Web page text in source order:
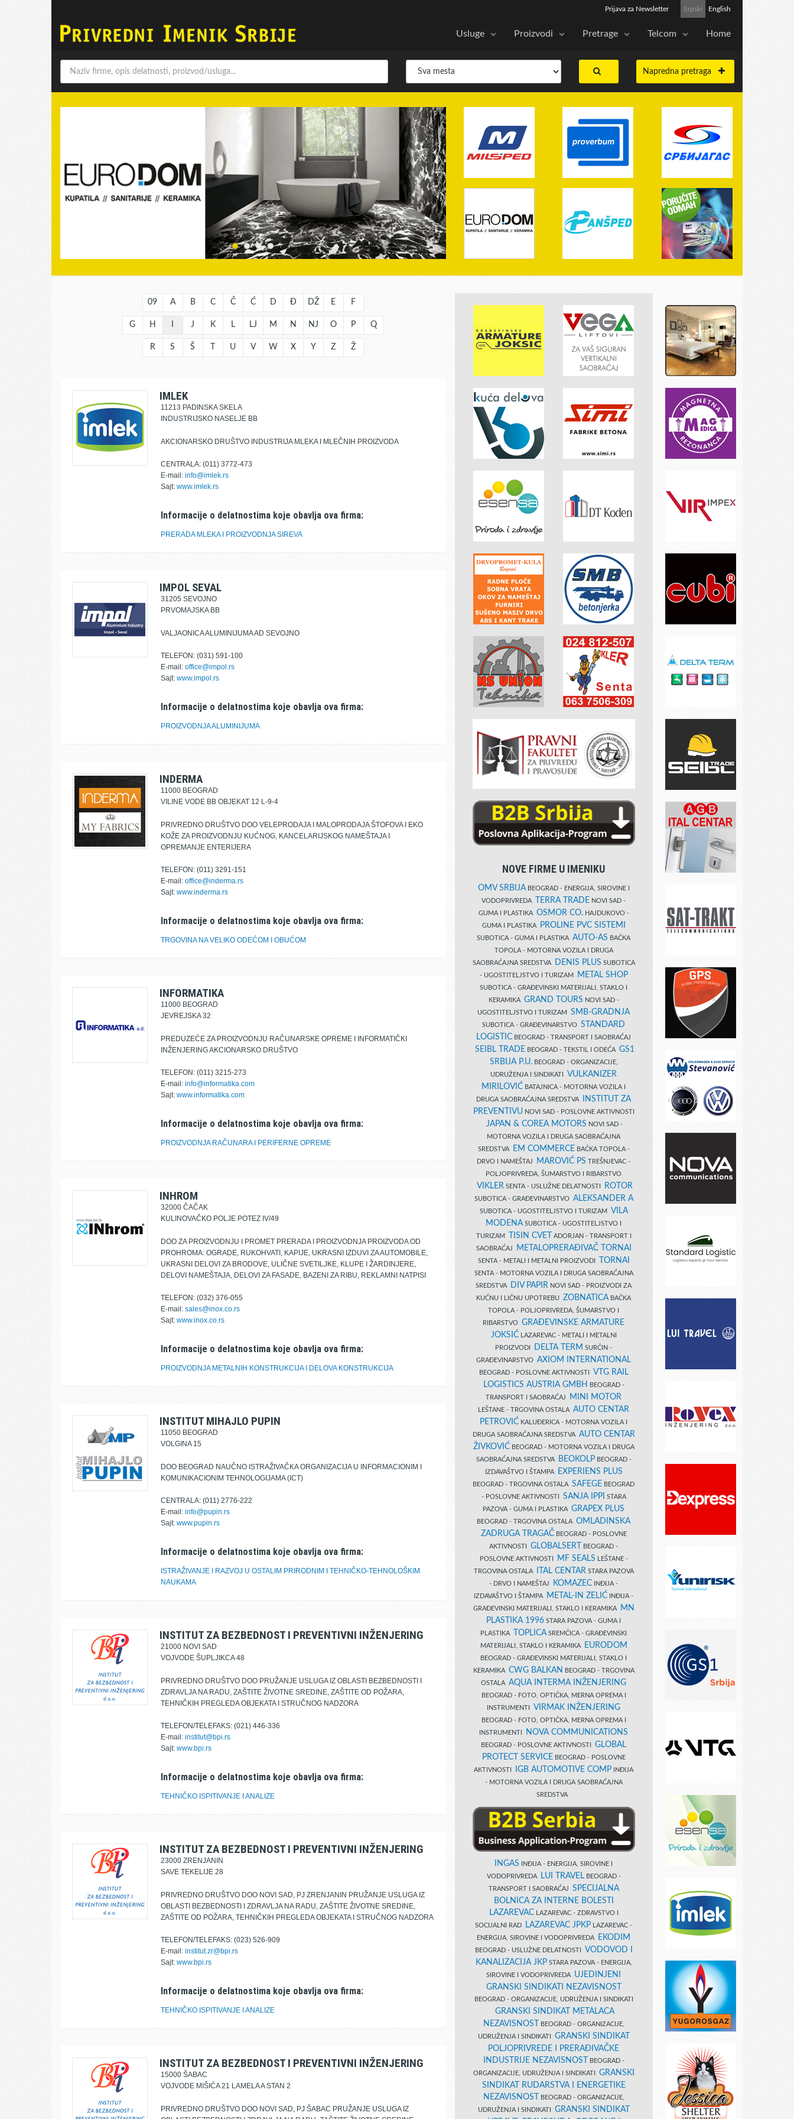
Srpski English
Prijava za Newsletter
Usluge Proizvodi Pretrage Telcom Home
Napredna pretraga
09 A B C Č Ć D Đ DŽ E F
G H J K L LJ M N NJ O P Q
R S Š U V W X Y Z Ž
IMLEK
11213 PADINSKA SKELA
INDUSTRIJSKO NASELJE BB
AKCIONARSKO DRUŠTVO INDUSTRIJA MLEKA I MLEČNIH PROIZVODA
CENTRALA: (011) 3772-473
E-mail: info@imlek.rs
Sajt: www.imlek.rs
Informacije o delatnostima koje obavlja ova firma:
PRERADA MLEKA I PROIZVODNJA SIREVA
IMPOL SEVAL
31205 SEVOJNO
PRVOMAJSKA BB
VALJAONICA ALUMINIJUMA AD SEVOJNO
TELEFON: (031) 591-100
E-mail: office@impol.rs
Sajt: www.impol.rs
Informacije o delatnostima koje obavlja ova firma:
PROIZVODNJA ALUMINIJUMA
INDERMA
11000 BEOGRAD
VILINE VODE BB OBJEKAT 12 L-9-4
PRIVREDNO DRUŠTVO DOO VELEPRODAJA I MALOPRODAJA ŠTOFOVA I EKO
KOŽE ZA PROIZVODNJU KUĆNOG, KANCELARIJSKOG NAMEŠTAJA I
OPREMANJE ENTERIJERA
TELEFON: (011) 3291-151
E-mail: office@inderma.rs
Sajt: www.inderma.rs
Informacije o delatnostima koje obavlja ova firma:
TRGOVINA NA VELIKO ODEĆOM I OBUĆOM
INFORMATIKA
11000 BEOGRAD
JEVREJSKA 32
PREDUZEĆE ZA PROIZVODNJU RAČUNARSKE OPREME I INFORMATIČKI
INŽENJERING AKCIONARSKO DRUŠTVO
TELEFON: (011) 3215-273
E-mail: info@informatika.com
Sajt: www.informatika.com
Informacije o delatnostima koje obavlja ova firma:
PROIZVODNJA RAČUNARA I PERIFERNE OPREME
INHROM
32000 ČAČAK
KULINOVAČKO POLJE POTEZ IV/49
DOO ZA PROIZVODNJU I PROMET PRERADA I PROIZVODNJA PROIZVODA OD
PROHROMA: OGRADE, RUKOHVATI, KAPIJE, UKRASNI IZDUVI ZA AUTOMOBILE,
UKRASNI DELOVI ZA BRODOVE, ULIČNE SVETILJKE, KLUPE I ŽARDINJERE,
DELOVI NAMEŠTAJA, DELOVI ZA FASADE, BAZENI ZA RIBU, REKLAMNI NATPISI
TELEFON: (032) 376-055
E-mail: sales@inox.co.rs
Sajt: www.inox.co.rs
Informacije o delatnostima koje obavlja ova firma:
PROIZVODNJA METALNIH KONSTRUKCIJA I DELOVA KONSTRUKCIJA
INSTITUT MIHAJLO PUPIN
11050 BEOGRAD
VOLGINA 15
DOO BEOGRAD NAUČNO ISTRAŽIVAČKA ORGANIZACIJA U INFORMACIONIM I
KOMUNIKACIONIM TEHNOLOGIJAMA (ICT)
CENTRALA: (011) 2776-222
E-mail: info@pupin.rs
Sajt: www.pupin.rs
Informacije o delatnostima koje obavlja ova firma:
ISTRAŽIVANJE I RAZVOJ U OSTALIM PRIRODNIM I TEHNIČKO-TEHNOLOŠKIM
NAUKAMA
INSTITUT ZA BEZBEDNOST I PREVENTIVNI INŽENJERING
21000 NOVI SAD
VOJVODE ŠUPLJIKCA 48
PRIVREDNO DRUŠTVO DOO PRUŽANJE USLUGA IZ OBLASTI BEZBEDNOSTI I
ZDRAVLJA NA RADU, ZAŠTITE ŽIVOTNE SREDINE, ZAŠTITE OD POŽARA,
TEHNIČKIH PREGLEDA OBJEKATA I STRUČNOG NADZORA
TELEFON/TELEFAKS: (021) 446-336
E-mail: institut@bpi.rs
Sajt: www.bpi.rs
Informacije o delatnostima koje obavlja ova firma:
TEHNIČKO ISPITIVANJE I ANALIZE
INSTITUT ZA BEZBEDNOST I PREVENTIVNI INŽENJERING
23000 ZRENJANIN
SAVE TEKELIJE 28
PRIVREDNO DRUŠTVO DOO NOVI SAD, PJ ZRENJANIN PRUŽANJE USLUGA IZ
OBLASTI BEZBEDNOSTI I ZDRAVLJA NA RADU, ZAŠTITE ŽIVOTNE SREDINE,
ZAŠTITE OD POŽARA, TEHNIČKIH PREGLEDA OBJEKATA I STRUČNOG NADZORA
TELEFON/TELEFAKS: (023) 526-909
E-mail: institut.zr@bpi.rs
Sajt: www.bpi.rs
Informacije o delatnostima koje obavlja ova firma:
TEHNIČKO ISPITIVANJE I ANALIZE
INSTITUT ZA BEZBEDNOST I PREVENTIVNI INŽENJERING
15000 ŠABAC
VOJVODE MIŠIĆA 21 LAMELA A STAN 2
PRIVREDNO DRUŠTVO DOO NOVI SAD, PJ ŠABAC PRUŽANJE USLUGA IZ
NOVE FIRME U IMENIKU
OMV SRBIJABEOGRAD - ENERGIJA, SIROVINE I
VODOPRIVREDA
TERRA TRADE NOVI SAD -
GUMA I PLASTIKA OSMOR CO.HAJDUKOVO -
GUMA I PLASTIKA
PROLINE PVC SISTEMI
SUBOTICA - GUMA I PLASTIKA AUTO-AS BAČKA
TOPOLA - MOTORNA VOZILA I DRUGA
SAOBRAĆAJNA SREDSTVA
DENIS PLUS SUBOTICA
- UGOSTITELJSTVO I TURIZAM
METAL SHOP
SUBOTICA - GRAĐEVINSKI MATERIJALI, STAKLO I
KERAMIKA GRAND TOURS NOVI SAD -
UGOSTITELJSTVO I TURIZAM SMB-GRADNJA
SUBOTICA - GRAĐEVINARSTVO STANDARD
LOGISTIC BEOGRAD - TRANSPORT I SAOBRAĆAJ
SEIBL TRADE BEOGRAD - TEKSTIL I ODEĆA GS1
SRBIJA P.U.BEOGRAD - ORGANIZACIJE,
UDRUŽENJA I SINDIKATI VULKANIZER
MIRILOVIĆ BATAJNICA - MOTORNA VOZILA I
DRUGA SAOBRAĆAJNA SREDSTVA
INSTITUT ZA
PREVENTIVUNOVI SAD - POSLOVNE AKTIVNOSTI
JAPAN & COREA MOTORS NOVI SAD -
MOTORNA VOZILA I DRUGA SAOBRAĆAJNA
SREDSTVA
EM COMMERCE BAČKA TOPOLA -
DRVO I NAMEŠTAJ
MAROVIĆ PS TREŠNJEVAC -
POLJOPRIVREDA, ŠUMARSTVO I RIBARSTVO
VIKLER SENTA - USLUŽNE DELATNOSTI ROTOR
SUBOTICA - GRAĐEVINARSTVO ALEKSANDER A
SUBOTICA - UGOSTITELJSTVO I TURIZAM VILA
MODENA SUBOTICA - UGOSTITELJSTVO I
TURIZAM
TISIN CVET
ADORJAN - TRANSPORT I
SAOBRAĆAJ
METALOPRERAĐIVAČ TORNAI
SENTA - METALI I METALNI PROIZVODI TORNAI
SENTA - MOTORNA VOZILA I DRUGA SAOBRAĆAJNA
SREDSTVA
DIV PAPIR NOVI SAD - PROIZVODI ZA
KUĆNU I LIČNU UPOTREBU ZOBNATICA BAČKA
TOPOLA - POLJOPRIVREDA, ŠUMARSTVO I
RIBARSTVO GRAĐEVINSKE ARMATURE
JOKSIĆLAZAREVAC - METALI I METALNI
PROIZVODI
DELTA TERM SURČIN -
GRAĐEVINARSTVO AXIOM INTERNATIONAL
BEOGRAD - POSLOVNE AKTIVNOSTI VTG RAIL
LOGISTICS AUSTRIA GMBH
BEOGRAD -
TRANSPORT I SAOBRAĆAJ
MINI MOTOR
LEŠTANE - TRGOVINA OSTALA AUTO CENTAR
PETROVIĆ KALUĐERICA - MOTORNA VOZILA I
DRUGA SAOBRAĆAJNA SREDSTVA AUTO CENTAR
ŽIVKOVIĆBEOGRAD - MOTORNA VOZILA I DRUGA
SAOBRAĆAJNA SREDSTVA
BEOKOLPBEOGRAD -
IZDAVAŠTVO I ŠTAMPA
EXPERIENS PLUS
BEOGRAD - TRGOVINA OSTALA SAFEGE BEOGRAD
- POSLOVNE AKTIVNOSTI SANJA IPPI
STARA
PAZOVA - GUMA I PLASTIKA GRAPEX PLUS
BEOGRAD - TRGOVINA OSTALA OMLADINSKA
ZADRUGA TRAGAČBEOGRAD - POSLOVNE
AKTIVNOSTI GLOBALSERT
BEOGRAD -
POSLOVNE AKTIVNOSTI
MF SEALS LEŠTANE -
TRGOVINA OSTALA
ITAL CENTAR STARA PAZOVA
- DRVO I NAMEŠTAJ
KOMAZEC INĐIJA -
IZDAVAŠTVO I ŠTAMPA
METAL-IN ZELIĆ INĐIJA -
GRAĐEVINSKI MATERIJALI, STAKLO I KERAMIKA
MN
PLASTIKA 1996 STARA PAZOVA - GUMA I
PLASTIKA
TOPLICA SREMČICA - GRAĐEVINSKI
MATERIJALI, STAKLO I KERAMIKA
EURODOM
BEOGRAD - GRAĐEVINSKI MATERIJALI, STAKLO I
KERAMIKA CWG BALKAN
BEOGRAD - TRGOVINA
OSTALA AQUA INTERMA INŽENJERING
BEOGRAD - FOTO, OPTIČKA, MERNA OPREMA I
INSTRUMENTI VIRMAK INŽENJERING
BEOGRAD - FOTO, OPTIČKA, MERNA OPREMA I
INSTRUMENTI
NOVA COMMUNICATIONS
BEOGRAD - POSLOVNE AKTIVNOSTI GLOBAL
PROTECT SERVICE BEOGRAD - POSLOVNE
AKTIVNOSTI
IGB AUTOMOTIVE COMP INĐIJA
- MOTORNA VOZILA I DRUGA SAOBRAĆAJNA
SREDSTVA
INGAS INĐIJA - ENERGIJA, SIROVINE I
VODOPRIVREDA
LUI TRAVELBEOGRAD -
TRANSPORT I SAOBRAĆAJ SPECIJALNA
BOLNICA ZA INTERNE BOLESTI
LAZAREVACLAZAREVAC - ZDRAVSTVO I
SOCIJALNI RAD
LAZAREVAC JPKP LAZAREVAC -
ENERGIJA, SIROVINE I VODOPRIVREDA
EKODIM
BEOGRAD - USLUŽNE DELATNOSTI VODOVOD I
KANALIZACIJA JKPSTARA PAZOVA - ENERGIJA,
SIROVINE I VODOPRIVREDA UJEDINJENI
GRANSKI SINDIKATI NEZAVISNOST
BEOGRAD - ORGANIZACIJE, UDRUŽENJA I SINDIKATI
GRANSKI SINDIKAT METALACA
NEZAVISNOST
BEOGRAD - ORGANIZACIJE,
UDRUŽENJA I SINDIKATI GRANSKI SINDIKAT
POLJOPRIVREDE I PRERAĐIVAČKE
INDUSTRIJE NEZAVISNOST
BEOGRAD -
ORGANIZACIJE, UDRUŽENJA I SINDIKATI GRANSKI
SINDIKAT RUDARSTVA I ENERGETIKE
NEZAVISNOST
BEOGRAD - ORGANIZACIJE,
UDRUŽENJA I SINDIKATI GRANSKI SINDIKAT